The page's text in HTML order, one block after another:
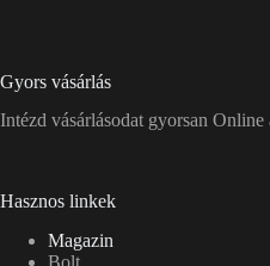
Gyors vásárlás
Intézd vásárlásodat gyorsan
Hasznos linkek
Magazin